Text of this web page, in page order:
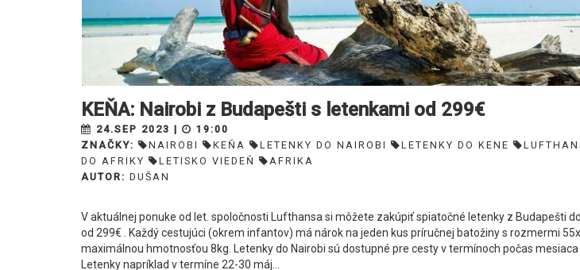
KEŇA: Nairobi z Budapešti s letenkami od 299€
24.SEP 2023 |
19:00
ZNAČKY:
NAIROBI KEŇA LETENKY DO NAIROBI LETENKY DO KENE
DO AFRIKY
LETISKO VIEDEŇ
AFRIKA
AUTOR: DUŠAN
V aktuálnej ponuke od let. spoločnosti Lufthansa si môžete zakúpiť spiatočné letenky z Budapešti
od 299€ . Každý cestujúci (okrem infantov) má nárok na jeden kus príručnej batožiny s rozmermi
maximálnou hmotnosťou 8kg. Letenky do Nairobi sú dostupné pre cesty v termínoch počas
Letenky napríklad v termíne 22-30 máj...